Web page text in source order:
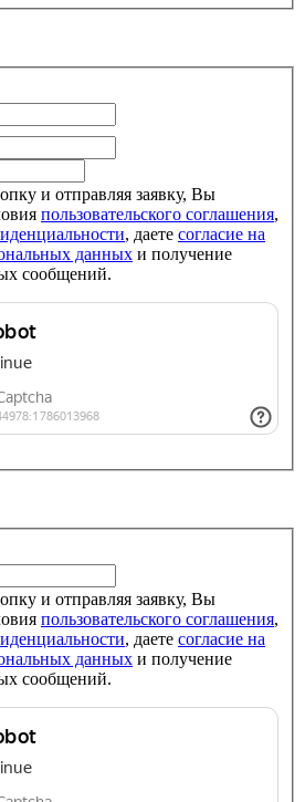
и отправляя заявку, Вы
пользовательского соглашения,
, даете согласие на
данных и получение
сообщений.
и отправляя заявку, Вы
пользовательского соглашения,
, даете согласие на
данных и получение
сообщений.